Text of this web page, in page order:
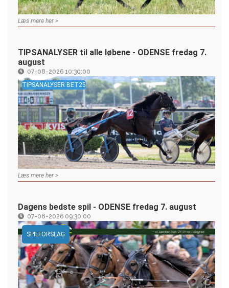
Læs mere her >
TIPSANALYSER til alle løbene - ODENSE fredag 7.
august
07-08-2026 10:30:00
TIPSANALYSER BET25
Læs mere her >
Dagens bedste spil - ODENSE fredag 7. august
07-08-2026 09:30:00
SPILFORSLAG